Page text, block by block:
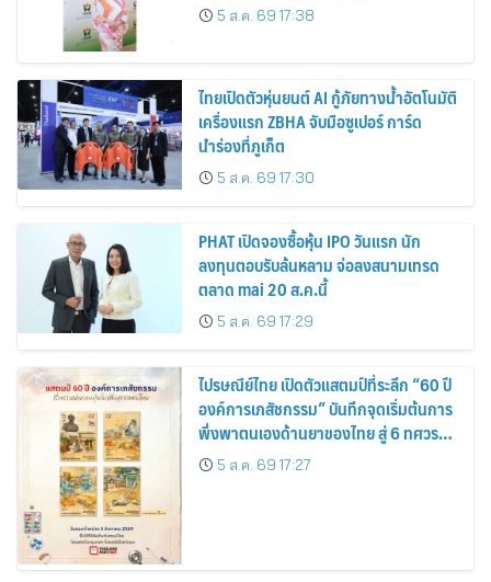
5 ส.ค. 69 17:38
ไทยเปิดตัวหุ่นยนต์ AI กู้ภัยทางน้ำอัตโนมัติ
เครื่องแรก ZBHA จับมือซูเปอร์ การ์ด
นำร่องที่ภูเก็ต
5 ส.ค. 69 17:30
PHAT เปิดจองซื้อหุ้น IPO วันแรก นัก
ลงทุนตอบรับล้นหลาม จ่อลงสนามเทรด
ตลาด mai 20 ส.ค.นี้
5 ส.ค. 69 17:29
ไปรษณีย์ไทย เปิดตัวแสตมป์ที่ระลึก “60 ปี
องค์การเภสัชกรรม” บันทึกจุดเริ่มต้นการ
พึ่งพาตนเองด้านยาของไทย สู่ 6 ทศวรรษ
แห่งการพัฒนาสุขภาพคนไทย
5 ส.ค. 69 17:27